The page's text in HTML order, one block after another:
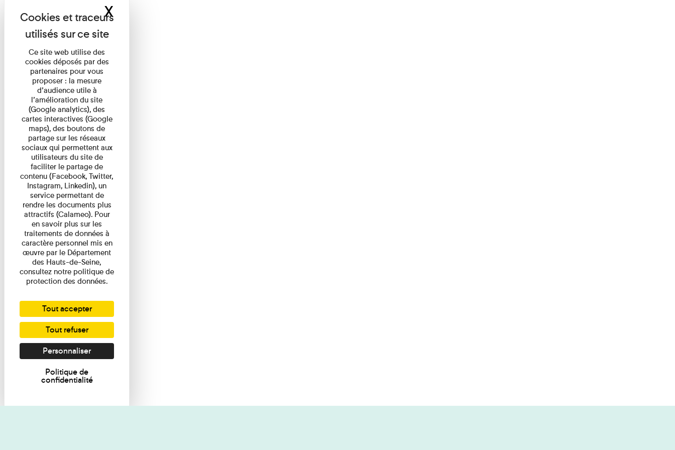
Ce site web utilise des
cookies déposés par des
partenaires pour vous
proposer : la mesure
d’audience utile à
l’amélioration du site
(Google analytics), des
cartes interactives (Google
maps), des boutons de
partage sur les réseaux
sociaux qui permettent aux
utilisateurs du site de
faciliter le partage de
contenu (Facebook, Twitter,
Instagram, Linkedin), un
service permettant de
rendre les documents plus
attractifs (Calameo). Pour
en savoir plus sur les
traitements de données à
caractère personnel mis en
œuvre par le Département
des Hauts-de-Seine,
consultez notre politique de
protection des données.
Tout accepter
Tout refuser
Personnaliser
Politique de
confidentialité
XMasquer le bandeau des cookies